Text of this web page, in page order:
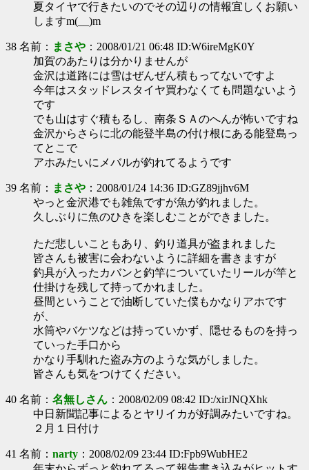
夏タイヤで行きたいのでその辺りの情報宜しくお願い
しますm(__)m
38 名前： まさや ：2008/01/21 06:48 ID:W6ireMgK0Y
加賀のあたりは分かりませんが
金沢は道路には雪はぜんぜん積もってないですよ
今年はスタッドレスタイヤ買わなくても問題ないよう
です
でも山はすぐ積もるし、南条ＳＡのへんが怖いですね
金沢からさらに北の能登半島の付け根にある能登島っ
てとこで
アホみたいにメバルが釣れてるようです
39 名前： まさや ：2008/01/24 14:36 ID:GZ89jjhv6M
やっと金沢港でも雑魚ですが魚が釣れました。
久しぶりに魚のひきを楽しむことができました。
ただ悲しいこともあり、釣り道具が盗まれました
皆さんも被害に会わないように詳細を書きますが
釣具が入ったカバンと釣竿についていたリールが竿と
仕掛けを残して持ってかれました。
昼間ということで油断していた僕もかなりアホです
が、
水筒やバケツなどは持っていかず、隠せるものを持っ
ていった手口から
かなり手馴れた盗み方のような気がしました。
皆さんも気をつけてください。
40 名前： 名無しさん ：2008/02/09 08:42 ID:/xirJNQXhk
中日新聞記事によるとヤリイカが好調みたいですね。
２月１日付け
41 名前： narty ：2008/02/09 23:44 ID:Fpb9WubHE2